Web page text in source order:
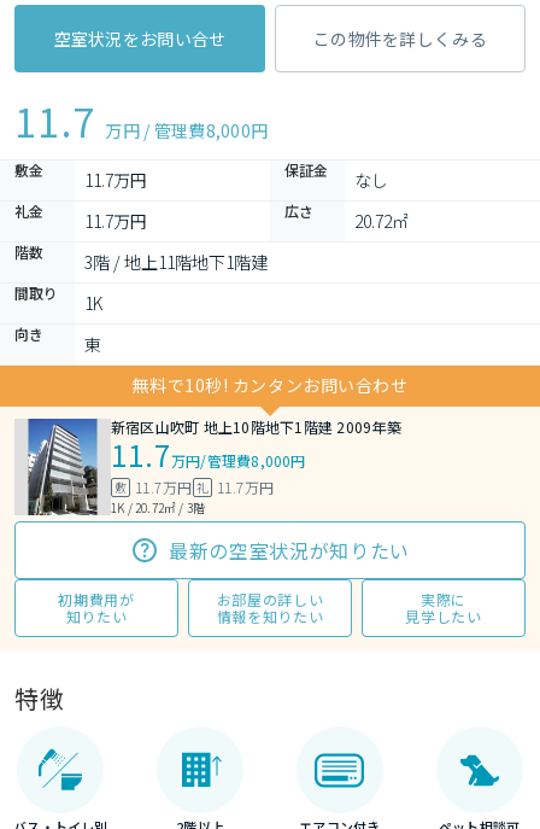
空室状況をお問い合せ この物件を詳しくみる
11.7 万円 / 管理費8,000円
敷金 11.7万円 保証金 なし
礼金 11.7万円 広さ 20.72㎡
階数 3階 / 地上11階地下1階建
間取り 1K
向き
東
無料で10秒! カンタンお問い合わせ
新宿区山吹町 地上10階地下1階建 2009年築
11.7万円/管理費8,000円
敷 11.7万円 礼 11.7万円
1K / 20.72㎡ / 3階
最新の空室状況が知りたい
初期費用が
知りたい
お部屋の詳しい
情報を知りたい
実際に
見学したい
特徴